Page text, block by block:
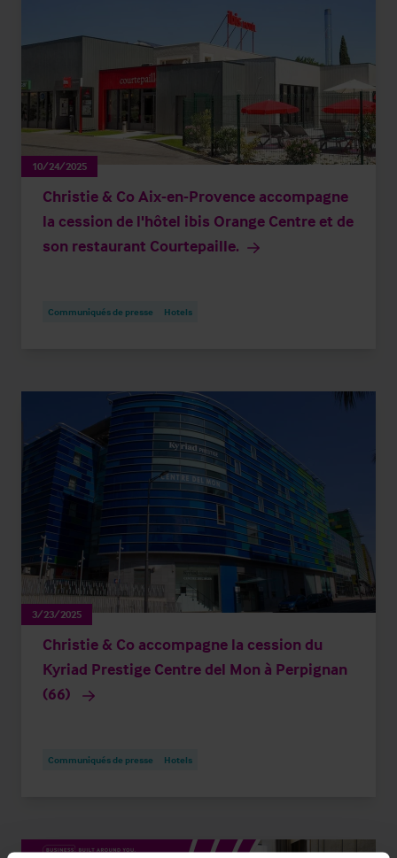
10/24/2025
Christie & Co Aix-en-Provence accompagne
la cession de l'hôtel ibis Orange Centre et de
son restaurant Courtepaille.
Communiqués de presse Hotels
3/23/2025
Christie & Co accompagne la cession du
Kyriad Prestige Centre del Mon à Perpignan
(66)
Communiqués de presse Hotels